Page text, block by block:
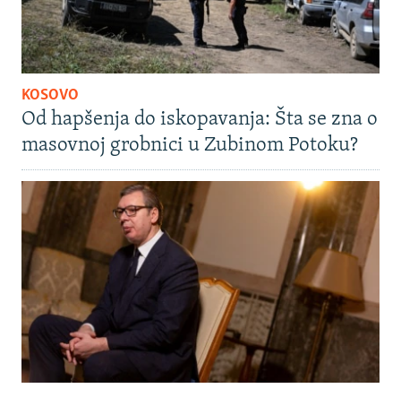
KOSOVO
Od hapšenja do iskopavanja: Šta se zna o
masovnoj grobnici u Zubinom Potoku?